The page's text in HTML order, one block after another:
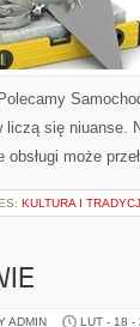
liczą się niuanse.
obsługi może
KULTURA I
ADMIN LUT - 18 -